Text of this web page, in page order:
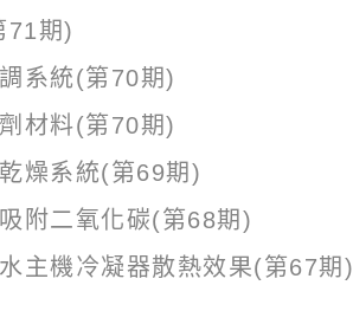
71期)
系統(第70期)
材料(第70期)
燥系統(第69期)
附二氧化碳(第68期)
主機冷凝器散熱效果(第67期)